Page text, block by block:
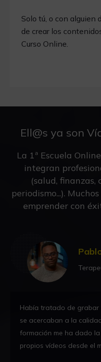
Solo tú, o con alguien
de crear los
Curso Online.
Ell@s ya son
La 1ª Escuela
integran
(salud, finanzas,
periodismo...).
emprender con
Había tratado de grabar
se acercaban a la
formación me ha dado
propios vídeos desde el